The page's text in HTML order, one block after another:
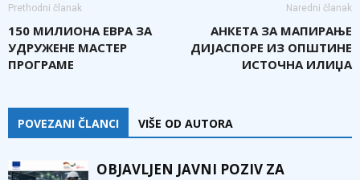
Prethodni članak
150 МИЛИОНА ЕВРА ЗА
УДРУЖЕНЕ МАСТЕР
ПРОГРАМЕ
Naredni članak
АНКЕТА ЗА МАПИРАЊЕ
ДИЈАСПОРЕ ИЗ ОПШТИНЕ
ИСТОЧНА ИЛИЏА
POVEZANI ČLANCI VIŠE OD AUTORA
OBJAVLJEN JAVNI POZIV ZA